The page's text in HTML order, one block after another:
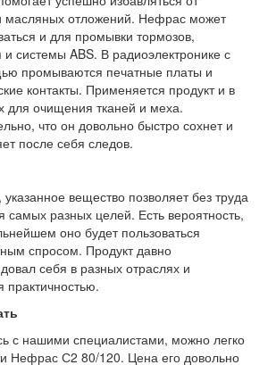
масляных отложений. Нефрас может
и для промывки тормозов,
системы ABS. В радиоэлектронике с
промываются печатные платы и
контакты. Применяется продукт и в
для очищения тканей и меха.
что он довольно быстро сохнет и
после себя следов.
вещество позволяет без труда
самых разных целей. Есть вероятность,
оно будет пользоваться
спросом. Продукт давно
себя в разных отраслях и
практичностью.
с нашими специалистами, можно легко
Нефрас С2 80/120. Цена его довольно